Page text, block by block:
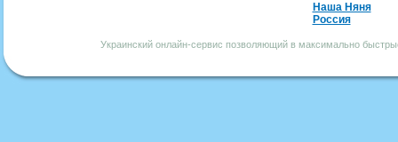
Наша Няня
Россия
Украинский онлайн-сервис позволяющий в максимально